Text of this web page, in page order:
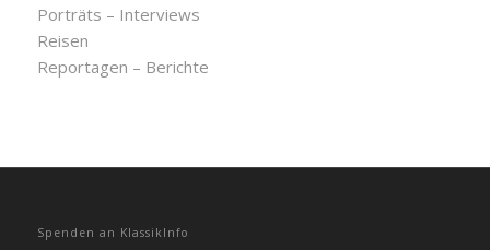
Porträts – Interviews
Reisen
Reportagen – Berichte
Spenden an KlassikInfo